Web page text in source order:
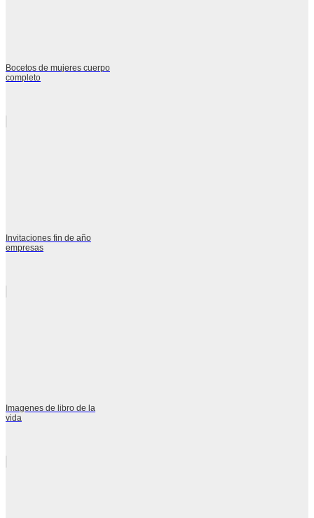
Bocetos de mujeres cuerpo
completo
Invitaciones fin de año
empresas
Imagenes de libro de la
vida